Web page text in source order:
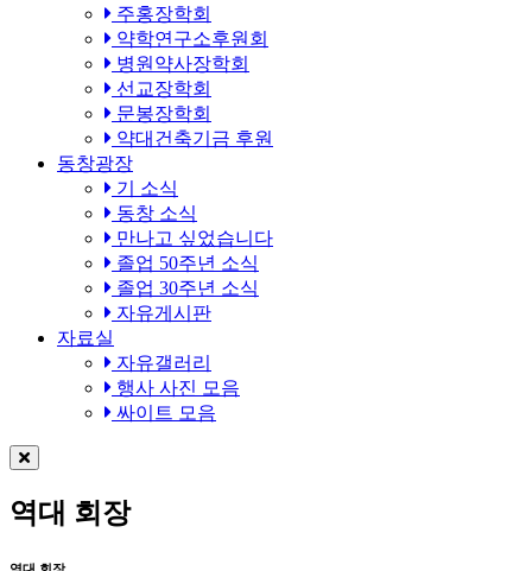
주홍장학회
약학연구소후원회
병원약사장학회
선교장학회
문봉장학회
약대건축기금 후원
동창광장
기 소식
동창 소식
만나고 싶었습니다
졸업 50주년 소식
졸업 30주년 소식
자유게시판
자료실
자유갤러리
행사 사진 모음
싸이트 모음
역대 회장